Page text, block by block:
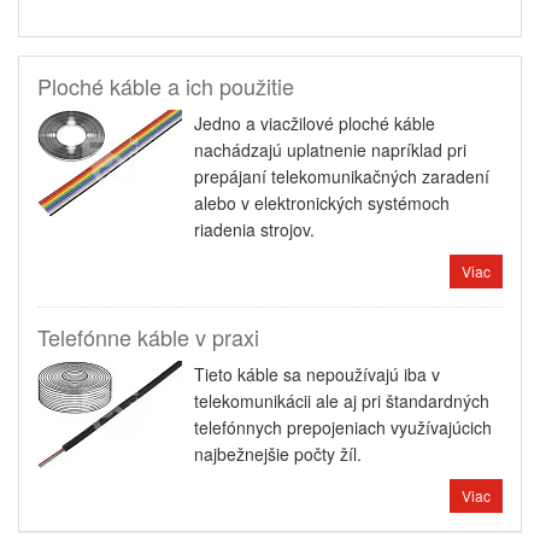
Ploché káble a ich použitie
Jedno a viacžilové ploché káble
nachádzajú uplatnenie napríklad pri
prepájaní telekomunikačných zaradení
alebo v elektronických systémoch
riadenia strojov.
Viac
Telefónne káble v praxi
Tieto káble sa nepoužívajú iba v
telekomunikácii ale aj pri štandardných
telefónnych prepojeniach využívajúcich
najbežnejšie počty žíl.
Viac